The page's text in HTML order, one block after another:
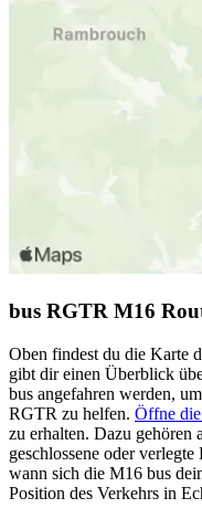
bus RGTR M16
Oben findest du die Karte
gibt dir einen Überblick
bus angefahren werden,
RGTR zu helfen. Öffne
zu erhalten. Dazu gehören
geschlossene oder
wann sich die M16 bus
Position des Verkehrs in